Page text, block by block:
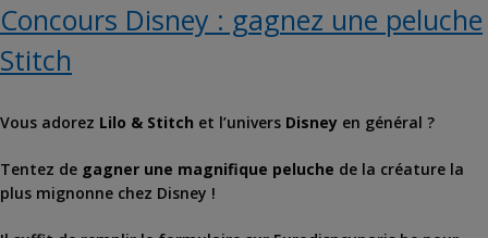
Concours Disney : gagnez une peluche
Stitch
Vous adorez Lilo & Stitch et l’univers Disney en général ?
Tentez de gagner une magnifique peluche de la créature la
plus mignonne chez Disney !